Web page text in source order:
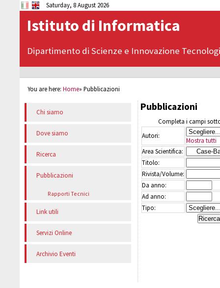
Saturday, 8 August 2026
Istituto di Informatica
Dipartimento di Scienze e Innovazione
You are here:Home»Pubblicazioni
Chi siamo
Dove siamo
Ricerca
Pubblicazioni
Rapporti Tecnici
Link utili
Servizi Online
Archivio Eventi
Pubblicazioni
Completa i campi
Autori:
Mostra tutti
Area Scientifica:
Titolo:
Rivista/Volume:
Da anno:
Ad anno:
Tipo: